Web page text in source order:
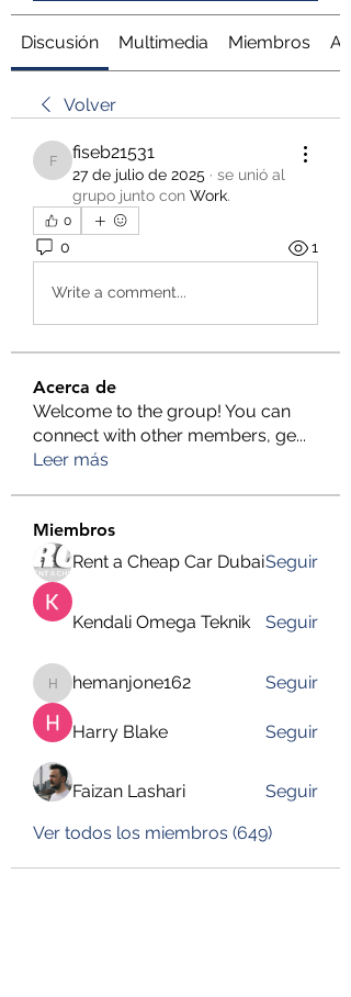
Discusión Multimedia Miembros
Volver
fiseb21531
fiseb21531
27 de julio de 2025 · se unió al
grupo junto con Work.
0
0 1
Write a comment...
Acerca de
Welcome to the group! You can
connect with other members, ge...
Leer más
Miembros
Rent a Cheap Car DubaiSeguir
Kendali Omega Teknik Seguir
hemanjone162
hemanjone162 Seguir
Harry Blake Seguir
Faizan Lashari
Seguir
Ver todos los miembros (649)